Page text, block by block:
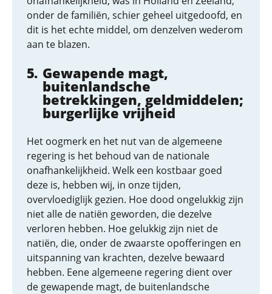
onder de familiën, schier geheel uitgedoofd, en
dit is het echte middel, om denzelven wederom
aan te blazen.
Gewapende magt,
buitenlandsche
betrekkingen, geldmiddelen;
burgerlijke vrijheid
Het oogmerk en het nut van de algemeene
regering is het behoud van de nationale
onafhankelijkheid. Welk een kostbaar goed
deze is, hebben wij, in onze tijden,
overvloediglijk gezien. Hoe dood ongelukkig zijn
niet alle de natiën geworden, die dezelve
verloren hebben. Hoe gelukkig zijn niet de
natiën, die, onder de zwaarste opofferingen en
uitspanning van krachten, dezelve bewaard
hebben. Eene algemeene regering dient over
de gewapende magt, de buitenlandsche